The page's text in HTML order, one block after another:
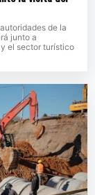
de la
junto a
el sector turístico